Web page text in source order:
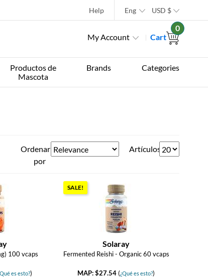
Help Eng USD $
My Account Cart
0
Productos de
Mascota
Brands Categories
Ordenar
por
Artículos
100 vcaps
es esto?)
SALE!
Solaray
Fermented Reishi - Organic 60 vcaps
MAP: $27.54(¿Qué es esto?)